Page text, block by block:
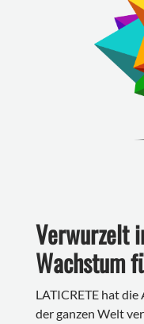
Verwurzelt
Wachstum
LATICRETE hat
der ganzen Welt